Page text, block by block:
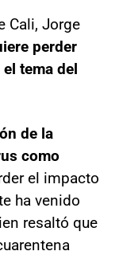
Cali, Jorge
perder
tema del
de la
como
el impacto
ha venido
resaltó que